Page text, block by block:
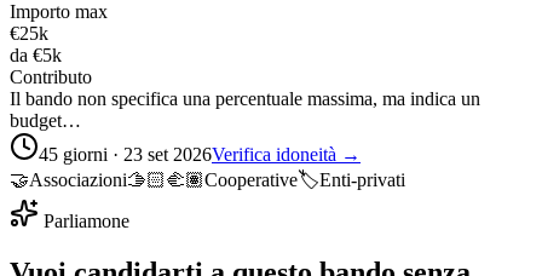
Importo max
€25k
da €5k
Contributo
Il bando non specifica una percentuale massima, ma indica un
budget…
45 giorni · 23 set 2026Verifica idoneità →
🤝Associazioni🫱🏻‍🫲🏽Cooperative🏷️Enti-privati
Parliamone